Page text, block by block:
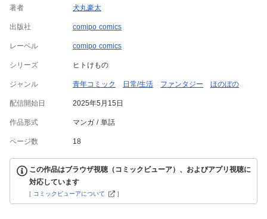
著者 犬丸豪太
出版社 comipo comics
レーベル comipo comics
シリーズ ヒトけもの
ジャンル 青年コミック 日常/生活 ファンタジー ほのぼの
配信開始日 2025年5月15日
作品形式 マンガ 単話
ページ数 18
この作品はブラウザ視聴（コミックビューア）、およびアプリ視聴に
対応しています
[ コミックビューアについて ]